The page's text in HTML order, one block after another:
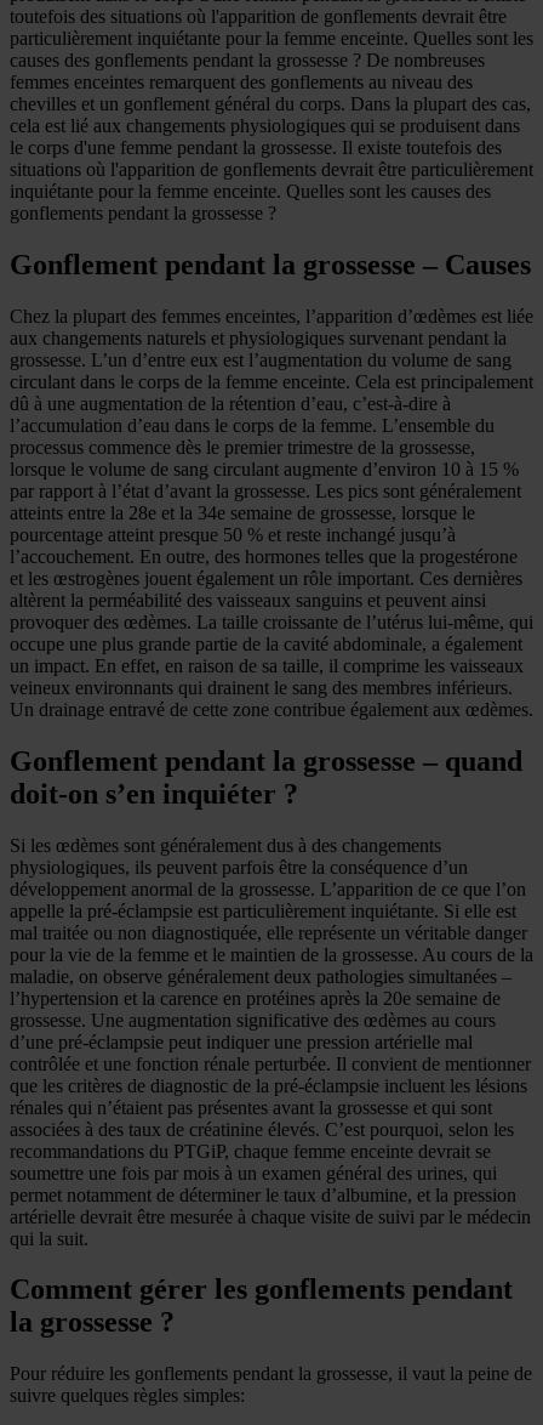
toutefois des situations où l'apparition de gonflements devrait être
particulièrement inquiétante pour la femme enceinte. Quelles sont les
causes des gonflements pendant la grossesse ? De nombreuses
femmes enceintes remarquent des gonflements au niveau des
chevilles et un gonflement général du corps. Dans la plupart des cas,
cela est lié aux changements physiologiques qui se produisent dans
le corps d'une femme pendant la grossesse. Il existe toutefois des
situations où l'apparition de gonflements devrait être particulièrement
inquiétante pour la femme enceinte. Quelles sont les causes des
gonflements pendant la grossesse ?
Gonflement pendant la grossesse – Causes
Chez la plupart des femmes enceintes, l’apparition d’œdèmes est liée
aux changements naturels et physiologiques survenant pendant la
grossesse. L’un d’entre eux est l’augmentation du volume de sang
circulant dans le corps de la femme enceinte. Cela est principalement
dû à une augmentation de la rétention d’eau, c’est-à-dire à
l’accumulation d’eau dans le corps de la femme. L’ensemble du
processus commence dès le premier trimestre de la grossesse,
lorsque le volume de sang circulant augmente d’environ 10 à 15 %
par rapport à l’état d’avant la grossesse. Les pics sont généralement
atteints entre la 28e et la 34e semaine de grossesse, lorsque le
pourcentage atteint presque 50 % et reste inchangé jusqu’à
l’accouchement. En outre, des hormones telles que la progestérone
et les œstrogènes jouent également un rôle important. Ces dernières
altèrent la perméabilité des vaisseaux sanguins et peuvent ainsi
provoquer des œdèmes. La taille croissante de l’utérus lui-même, qui
occupe une plus grande partie de la cavité abdominale, a également
un impact. En effet, en raison de sa taille, il comprime les vaisseaux
veineux environnants qui drainent le sang des membres inférieurs.
Un drainage entravé de cette zone contribue également aux œdèmes.
Gonflement pendant la grossesse – quand
doit-on s’en inquiéter ?
Si les œdèmes sont généralement dus à des changements
physiologiques, ils peuvent parfois être la conséquence d’un
développement anormal de la grossesse. L’apparition de ce que l’on
appelle la pré-éclampsie est particulièrement inquiétante. Si elle est
mal traitée ou non diagnostiquée, elle représente un véritable danger
pour la vie de la femme et le maintien de la grossesse. Au cours de la
maladie, on observe généralement deux pathologies simultanées –
l’hypertension et la carence en protéines après la 20e semaine de
grossesse. Une augmentation significative des œdèmes au cours
d’une pré-éclampsie peut indiquer une pression artérielle mal
contrôlée et une fonction rénale perturbée. Il convient de mentionner
que les critères de diagnostic de la pré-éclampsie incluent les lésions
rénales qui n’étaient pas présentes avant la grossesse et qui sont
associées à des taux de créatinine élevés. C’est pourquoi, selon les
recommandations du PTGiP, chaque femme enceinte devrait se
soumettre une fois par mois à un examen général des urines, qui
permet notamment de déterminer le taux d’albumine, et la pression
artérielle devrait être mesurée à chaque visite de suivi par le médecin
qui la suit.
Comment gérer les gonflements pendant
la grossesse ?
Pour réduire les gonflements pendant la grossesse, il vaut la peine de
suivre quelques règles simples: